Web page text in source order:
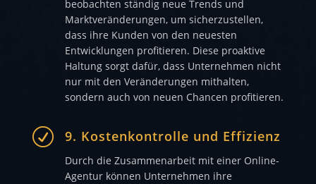
beobachten ständig neue Trends und
Marktveränderungen, um sicherzustellen,
dass ihre Kunden von den neuesten
Entwicklungen profitieren. Diese proaktive
Haltung sorgt dafür, dass Unternehmen nicht
nur mit den Veränderungen mithalten,
sondern auch von neuen Chancen profitieren.
R 9. Kostenkontrolle und Effizienz
Durch die Zusammenarbeit mit einer Online-
Agentur können Unternehmen ihre